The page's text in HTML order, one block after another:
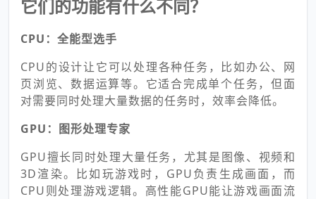
它们的功能有什么不同？
CPU：全能型选手
CPU的设计让它可以处理各种任务，比如办公、网
页浏览、数据运算等。它适合完成单个任务，但面
对需要同时处理大量数据的任务时，效率会降低。
GPU：图形处理专家
GPU擅长同时处理大量任务，尤其是图像、视频和
3D渲染。比如玩游戏时，GPU负责生成画面，而
CPU则处理游戏逻辑。高性能GPU能让游戏画面流